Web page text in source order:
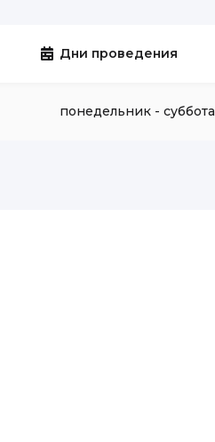
Дни проведения
понедельник - суббота